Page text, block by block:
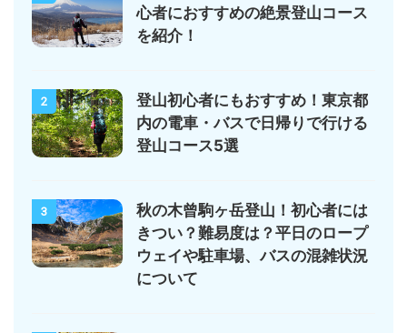
心者におすすめの絶景登山コース
を紹介！
2
登山初心者にもおすすめ！東京都
内の電車・バスで日帰りで行ける
登山コース5選
3
秋の木曾駒ヶ岳登山！初心者には
きつい？難易度は？平日のロープ
ウェイや駐車場、バスの混雑状況
について